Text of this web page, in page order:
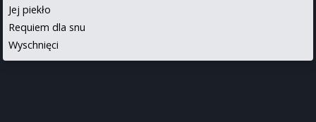
Jej piekło
Requiem dla snu
Wyschnięci